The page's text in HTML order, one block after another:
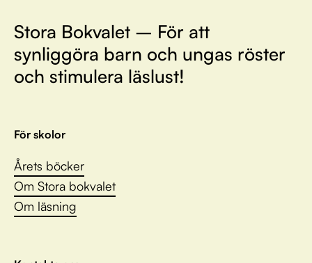
Stora Bokvalet – För att
synliggöra barn och ungas röster
och stimulera läslust!
För skolor
Årets böcker
Om Stora bokvalet
Om läsning